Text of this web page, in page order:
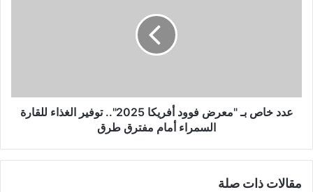
عدد خاص بـ "معرض فوود أفريكا 2025".. توفير الغذاء للقارة
السمراء أمام مفترق طرق
مقالات ذات صلة